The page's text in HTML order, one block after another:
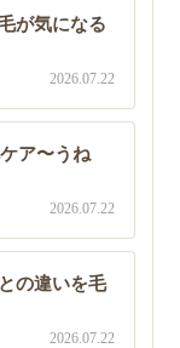
が気になる
2026.07.22
ア〜うね
2026.07.22
の違いを毛
2026.07.22